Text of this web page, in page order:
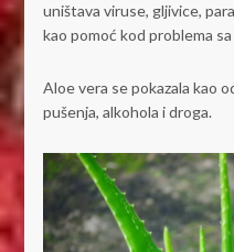
uništava viruse, gljivice,
kao pomoć kod problema
Aloe vera se pokazala kao
pušenja, alkohola i droga.